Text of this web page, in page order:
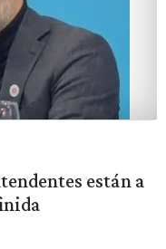
están a